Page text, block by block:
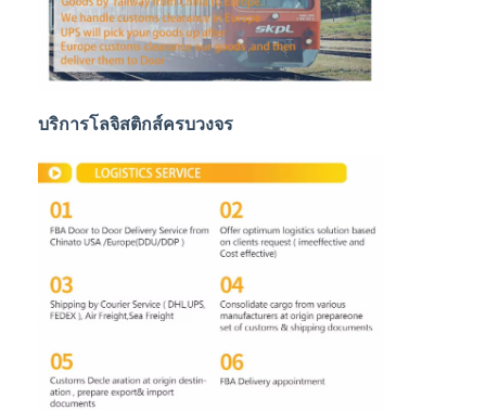
รถบรรทุกขนส่งสินค้า
บริการจัดเก็บ
บริการโลจิสติกส์ครบวงจร